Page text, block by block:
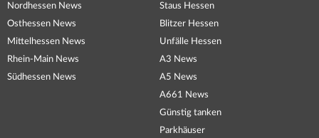
Nordhessen News
Osthessen News
Mittelhessen News
Rhein-Main News
Südhessen News
Staus Hessen
Blitzer Hessen
Unfälle Hessen
A3 News
A5 News
A661 News
Günstig tanken
Parkhäuser